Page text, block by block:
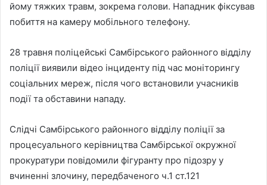
йому тяжких травм, зокрема голови. Нападник фіксував
побиття на камеру мобільного телефону.
28 травня поліцейські Самбірського районного відділу
поліції виявили відео інциденту під час моніторингу
соціальних мереж, після чого встановили учасників
події та обставини нападу.
Слідчі Самбірського районного відділу поліції за
процесуального керівництва Самбірської окружної
прокуратури повідомили фігуранту про підозру у
вчиненні злочину, передбаченого ч.1 ст.121